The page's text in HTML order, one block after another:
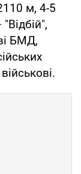
м, 4-5
БМД,